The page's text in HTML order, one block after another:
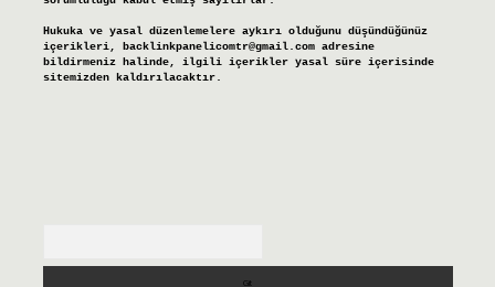
Hukuka ve yasal düzenlemelere aykırı olduğunu düşündüğünüz
içerikleri, backlinkpanelicomtr@gmail.comadresine
bildirmeniz halinde, ilgili içerikler yasal süre içerisinde
sitemizden kaldırılacaktır.